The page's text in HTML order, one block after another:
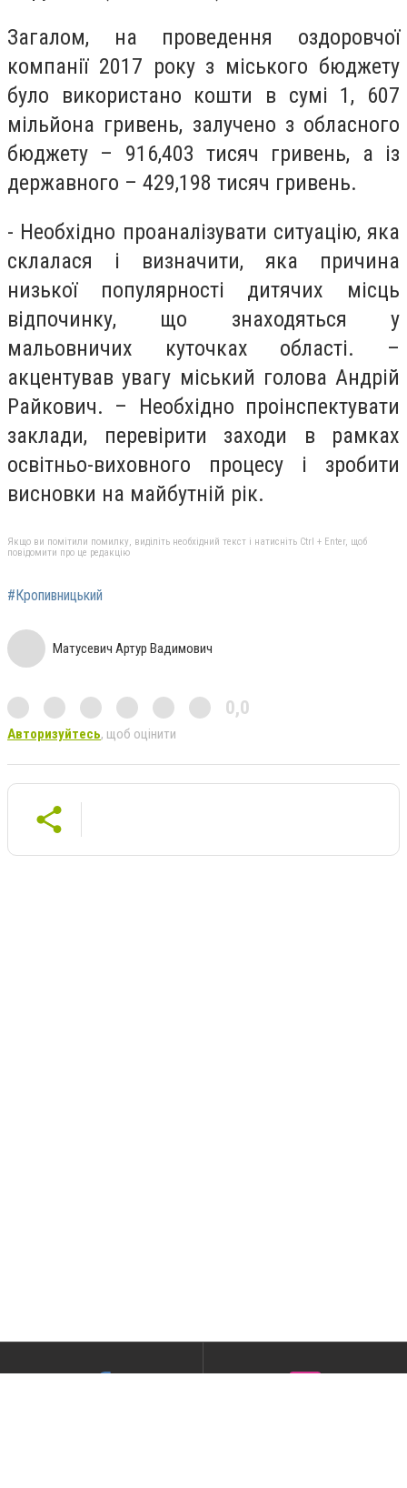
Загалом, на проведення оздоровчої
компанії 2017 року з міського бюджету
було використано кошти в сумі 1, 607
мільйона гривень, залучено з обласного
бюджету – 916,403 тисяч гривень, а із
державного – 429,198 тисяч гривень.
- Необхідно проаналізувати ситуацію, яка
склалася і визначити, яка причина
низької популярності дитячих місць
відпочинку, що знаходяться у
мальовничих куточках області. –
акцентував увагу міський голова Андрій
Райкович. – Необхідно проінспектувати
заклади, перевірити заходи в рамках
освітньо-виховного процесу і зробити
висновки на майбутній рік.
Якщо ви помітили помилку, виділіть необхідний текст і натисніть Ctrl + Enter, щоб
повідомити про це редакцію
#Кропивницький
Матусевич Артур Вадимович
0,0
Авторизуйтесь, щоб оцінити